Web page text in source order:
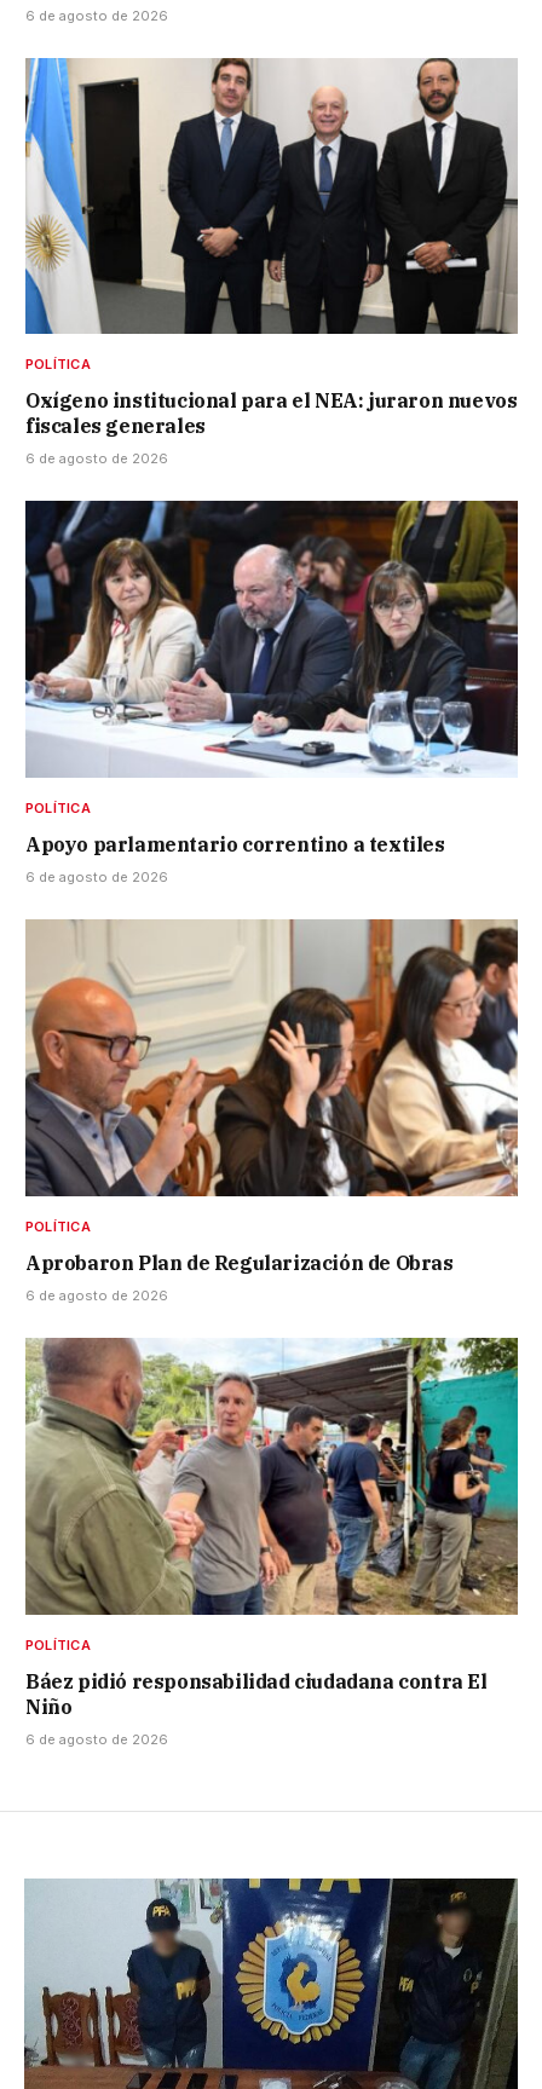
6 de agosto de 2026
POLÍTICA
Oxígeno institucional para el NEA: juraron nuevos
fiscales generales
6 de agosto de 2026
POLÍTICA
Apoyo parlamentario correntino a textiles
6 de agosto de 2026
POLÍTICA
Aprobaron Plan de Regularización de Obras
6 de agosto de 2026
POLÍTICA
Báez pidió responsabilidad ciudadana contra El
Niño
6 de agosto de 2026